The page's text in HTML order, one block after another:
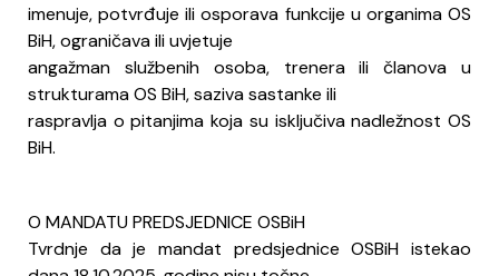
imenuje, potvrđuje ili osporava funkcije u organima OS
BiH, ograničava ili uvjetuje
angažman službenih osoba, trenera ili članova u
strukturama OS BiH, saziva sastanke ili
raspravlja o pitanjima koja su isključiva nadležnost OS
BiH.
O MANDATU PREDSJEDNICE OSBiH
Tvrdnje da je mandat predsjednice OSBiH istekao